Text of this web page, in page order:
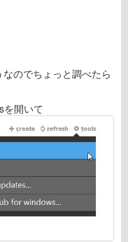
のでちょっと調べたら
を開いて